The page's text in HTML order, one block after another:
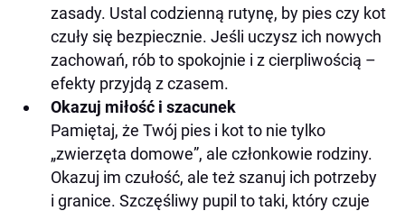
zasady. Ustal codzienną rutynę, by pies czy kot
czuły się bezpiecznie. Jeśli uczysz ich nowych
zachowań, rób to spokojnie i z cierpliwością –
efekty przyjdą z czasem.
Okazuj miłość i szacunek
Pamiętaj, że Twój pies i kot to nie tylko
„zwierzęta domowe”, ale członkowie rodziny.
Okazuj im czułość, ale też szanuj ich potrzeby
i granice. Szczęśliwy pupil to taki, który czuje